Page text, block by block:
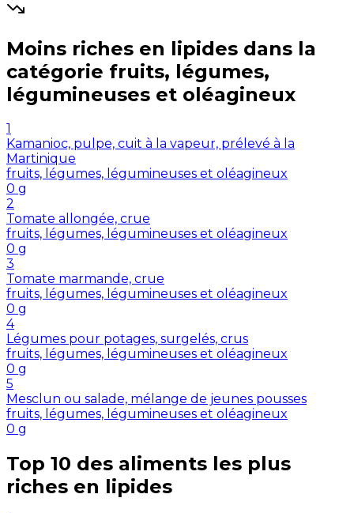
Moins riches en lipides dans la
catégorie fruits, légumes,
légumineuses et oléagineux
1
Kamanioc, pulpe, cuit à la vapeur, prélevé à la
Martinique
fruits, légumes, légumineuses et oléagineux
0 g
2
Tomate allongée, crue
fruits, légumes, légumineuses et oléagineux
0 g
3
Tomate marmande, crue
fruits, légumes, légumineuses et oléagineux
0 g
4
Légumes pour potages, surgelés, crus
fruits, légumes, légumineuses et oléagineux
0 g
5
Mesclun ou salade, mélange de jeunes pousses
fruits, légumes, légumineuses et oléagineux
0 g
Top 10 des aliments les plus
riches en lipides